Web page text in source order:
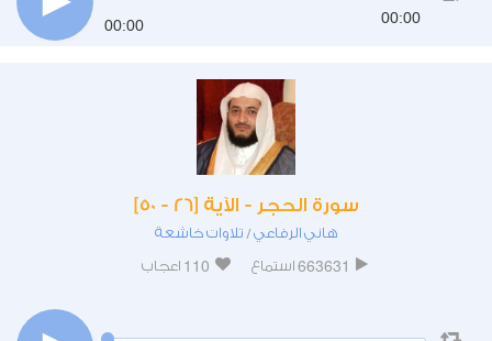
00:00 00:00
سورة الحجر - الآية [26 - 50]
هاني الرفاعي/ تلاوات خاشعة
663631 استماع 110 اعجاب